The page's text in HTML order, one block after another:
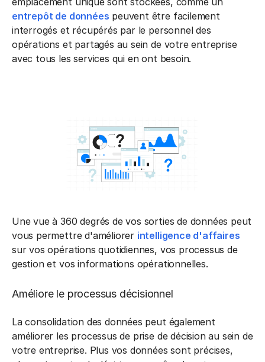
entrepôt de données peuvent être facilement
interrogés et récupérés par le personnel des
opérations et partagés au sein de votre entreprise
avec tous les services qui en ont besoin.
Une vue à 360 degrés de vos sorties de données peut
vous permettre d'améliorer intelligence d'affaires
sur vos opérations quotidiennes, vos processus de
gestion et vos informations opérationnelles.
Améliore le processus décisionnel
La consolidation des données peut également
améliorer les processus de prise de décision au sein de
votre entreprise. Plus vos données sont précises,